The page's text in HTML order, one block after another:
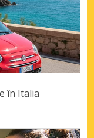
în Italia